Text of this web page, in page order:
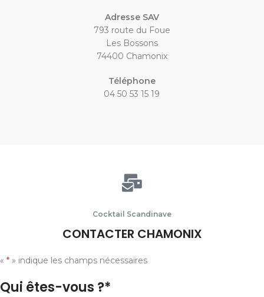
Adresse SAV
793 route du Foue
Les Bossons
74400 Chamonix
Téléphone
04 50 53 15 19
Cocktail Scandinave
CONTACTER CHAMONIX
« * » indique les champs nécessaires
Qui êtes-vous ?*